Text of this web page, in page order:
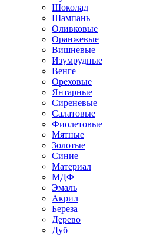
Шоколад
Шампань
Оливковые
Оранжевые
Вишневые
Изумрудные
Венге
Ореховые
Янтарные
Сиреневые
Салатовые
Фиолетовые
Мятные
Золотые
Синие
Материал
МДФ
Эмаль
Акрил
Береза
Дерево
Дуб